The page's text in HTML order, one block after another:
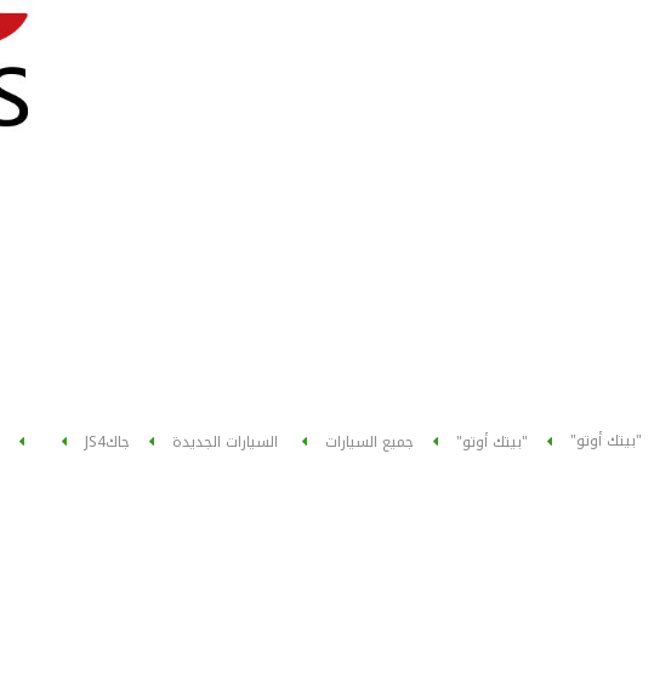
"بيتك أوتو" "بيتك أوتو" جميع السيارات السيارات الجديدة جاكJS4